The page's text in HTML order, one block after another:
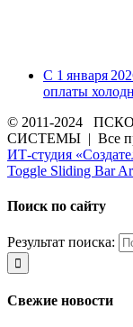
С 1 января
оплаты
© 2011-2024
СИСТЕМЫ | Все
ИТ-студия
Toggle Sliding Bar
Поиск по сайту
Результат поиска:
Свежие новости